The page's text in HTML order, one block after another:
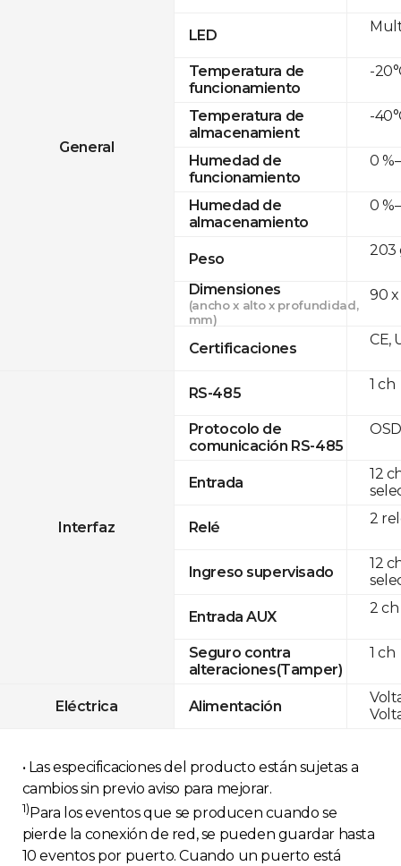
General
LED
Temperatura de
funcionamiento
Temperatura de
almacenamient
Humedad de
funcionamiento
Humedad de
almacenamiento
Peso
Dimensiones
(ancho x alto x profundidad,
mm)
Certificaciones
Interfaz
RS-485
Protocolo de
comunicación RS-485
Entrada
Relé
Ingreso supervisado
Entrada AUX
Seguro contra
alteraciones(Tamper)
Eléctrica Alimentación
-
-
0
0
203
90 x
CE,
1 ch
12
2
12
2 ch
1 ch
• Las especificaciones del producto están sujetas a
cambios sin previo aviso para mejorar.
1)Para los eventos que se producen cuando se
pierde la conexión de red, se pueden guardar hasta
10 eventos por puerto. Cuando un puerto está